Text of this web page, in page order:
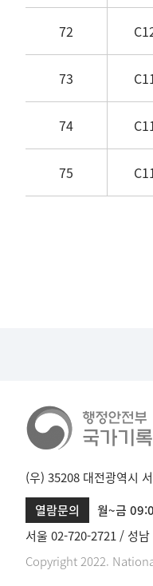
72
73
74
75
(우) 35208 대전광역시
열람문의
월~금
서울 02-720-2721
성
Copyright 2022.